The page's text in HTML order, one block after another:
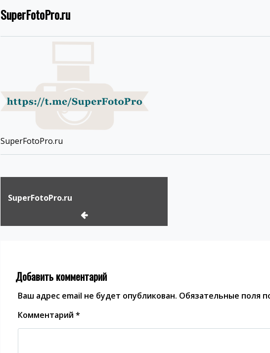
SuperFotoPro.ru
SuperFotoPro.ru
поSuperFotoPro.ru
Добавить комментарий
Ваш адрес email не будет опубликован. Обязательные поля
Комментарий *